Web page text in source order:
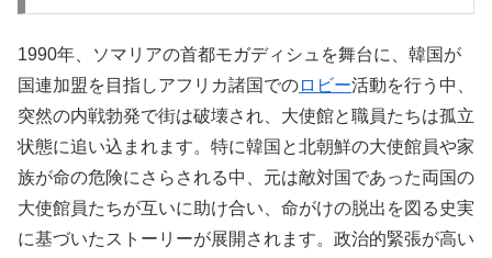
1990年、ソマリアの首都モガディシュを舞台に、韓国が
国連加盟を目指しアフリカ諸国でのロビー活動を行う中、
突然の内戦勃発で街は破壊され、大使館と職員たちは孤立
状態に追い込まれます。特に韓国と北朝鮮の大使館員や家
族が命の危険にさらされる中、元は敵対国であった両国の
大使館員たちが互いに助け合い、命がけの脱出を図る史実
に基づいたストーリーが展開されます。政治的緊張が高い